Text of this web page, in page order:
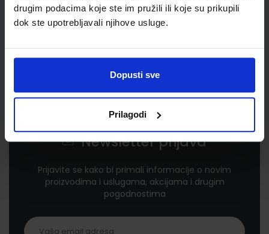
drugim podacima koje ste im pružili ili koje su prikupili
dok ste upotrebljavali njihove usluge.
Dopusti sve
Prilagodi
Newsletter prijava
Prijavite se kako bi primali informacije o novim
proizvodima i uslugama, akcijama i drugim
pogodnostima